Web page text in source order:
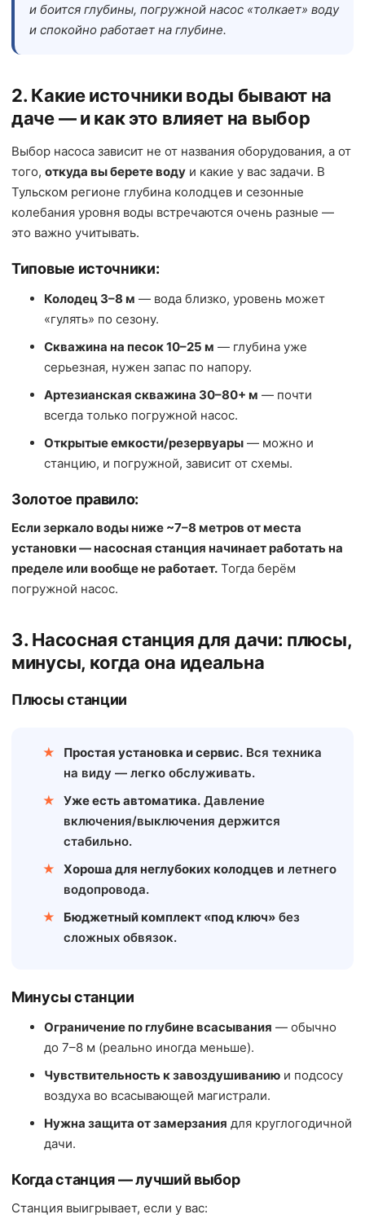
и боится глубины, погружной насос «толкает» воду
и спокойно работает на глубине.
2. Какие источники воды бывают на
даче — и как это влияет на выбор
Выбор насоса зависит не от названия оборудования, а от
того, откуда вы берете воду и какие у вас задачи. В
Тульском регионе глубина колодцев и сезонные
колебания уровня воды встречаются очень разные —
это важно учитывать.
Типовые источники:
Колодец 3–8 м — вода близко, уровень может
«гулять» по сезону.
Скважина на песок 10–25 м — глубина уже
серьезная, нужен запас по напору.
Артезианская скважина 30–80+ м — почти
всегда только погружной насос.
Открытые емкости/резервуары — можно и
станцию, и погружной, зависит от схемы.
Золотое правило:
Если зеркало воды ниже ~7–8 метров от места
установки — насосная станция начинает работать на
пределе или вообще не работает. Тогда берём
погружной насос.
3. Насосная станция для дачи: плюсы,
минусы, когда она идеальна
Плюсы станции
Простая установка и сервис. Вся техника
на виду — легко обслуживать.
Уже есть автоматика. Давление
включения/выключения держится
стабильно.
Хороша для неглубоких колодцев и летнего
водопровода.
Бюджетный комплект «под ключ» без
сложных обвязок.
Минусы станции
Ограничение по глубине всасывания — обычно
до 7–8 м (реально иногда меньше).
Чувствительность к завоздушиванию и подсосу
воздуха во всасывающей магистрали.
Нужна защита от замерзания для круглогодичной
дачи.
Когда станция — лучший выбор
Станция выигрывает, если у вас: